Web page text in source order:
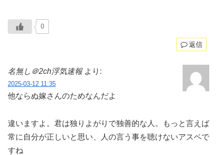
0
返信
名無し＠2ch浮気速報 より:
2025-03-12 11:35
他ならぬ嫁さんのためなんだよ
違いますよ。君は独りよがりで独善的な人。もっと言えば
常に自分が正しいと思い、人の言う事を聴けないアスペで
すね